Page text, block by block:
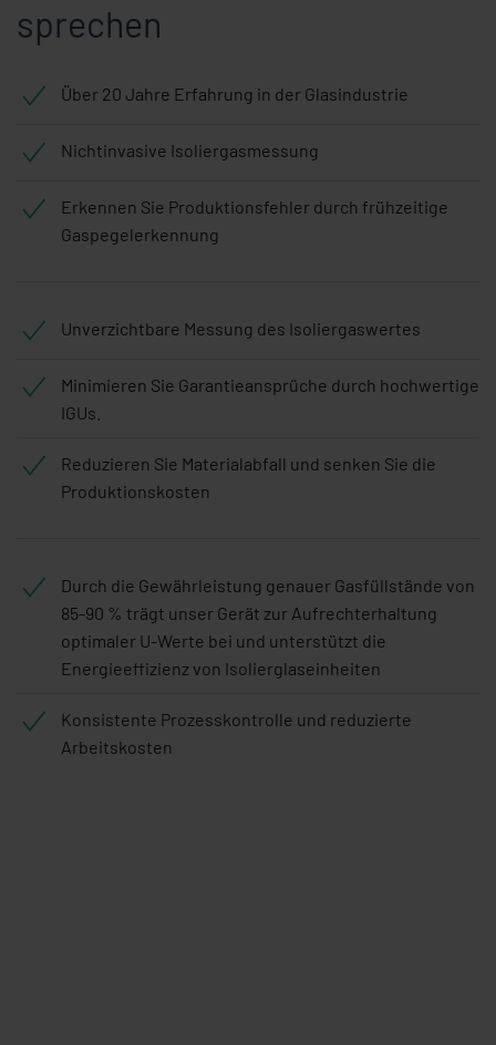
sprechen
Über 20 Jahre Erfahrung in der Glasindustrie
Nichtinvasive Isoliergasmessung
Erkennen Sie Produktionsfehler durch frühzeitige
Gaspegelerkennung
Unverzichtbare Messung des Isoliergaswertes
Minimieren Sie Garantieansprüche durch hochwertige
IGUs.
Reduzieren Sie Materialabfall und senken Sie die
Produktionskosten
Durch die Gewährleistung genauer Gasfüllstände von
85-90 % trägt unser Gerät zur Aufrechterhaltung
optimaler U-Werte bei und unterstützt die
Energieeffizienz von Isolierglaseinheiten
Konsistente Prozesskontrolle und reduzierte
Arbeitskosten